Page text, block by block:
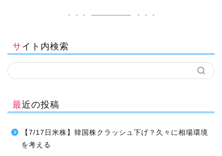
サイト内検索
最近の投稿
【7/17日米株】韓国株クラッシュ下げ？久々に相場環境
を考える